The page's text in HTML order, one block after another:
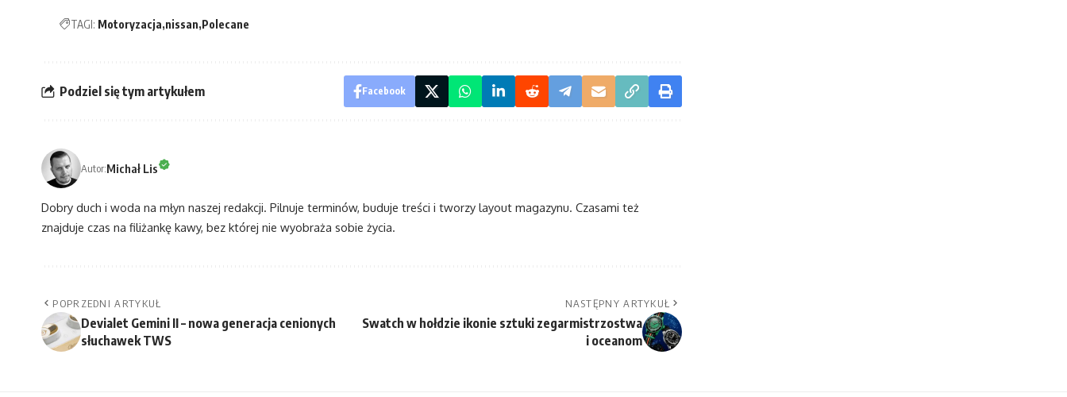
TAGI: Motoryzacja nissan Polecane
Podziel się tym artykułem Facebook
Autor:Michał Lis
Dobry duch i woda na młyn naszej redakcji. Pilnuje terminów, buduje treści i tworzy layout magazynu. Czasami też
znajduje czas na filiżankę kawy, bez której nie wyobraża sobie życia.
POPRZEDNI ARTYKUŁ
Devialet Gemini II – nowa generacja cenionych
słuchawek TWS
NASTĘPNY ARTYKUŁ
Swatch w hołdzie ikonie sztuki zegarmistrzostwa
i oceanom